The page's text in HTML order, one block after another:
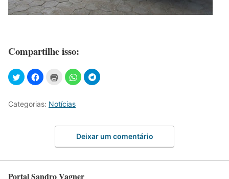
Compartilhe isso:
Categorias: Notícias
Deixar um comentário
Portal Sandro Vagner